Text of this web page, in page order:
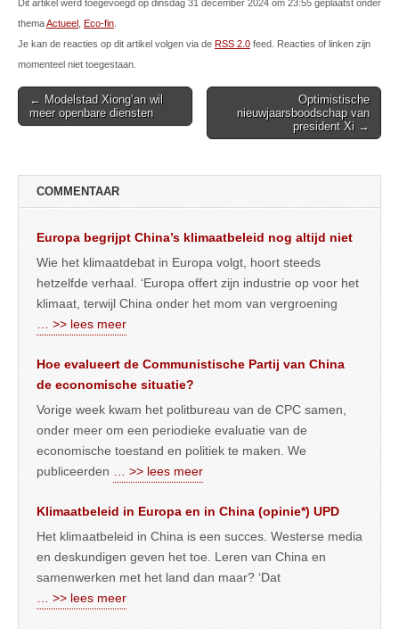
Dit artikel werd toegevoegd op dinsdag 31 december 2024 om 23:55 geplaatst onder
themaActueel Eco-fin
Je kan de reacties op dit artikel volgen via de RSS 2.0 feed. Reacties of linken zijn
momenteel niet toegestaan.
Post
navigation
← Modelstad Xiong’an wil
meer openbare diensten
Optimistische
nieuwjaarsboodschap van
president Xi →
COMMENTAAR
Europa begrijpt China’s klimaatbeleid nog altijd niet
Wie het klimaatdebat in Europa volgt, hoort steeds
hetzelfde verhaal. ‘Europa offert zijn industrie op voor het
klimaat, terwijl China onder het mom van vergroening
… >> lees meer
Hoe evalueert de Communistische Partij van China
de economische situatie?
Vorige week kwam het politbureau van de CPC samen,
onder meer om een periodieke evaluatie van de
economische toestand en politiek te maken. We
publiceerden
… >> lees meer
Klimaatbeleid in Europa en in China (opinie*) UPD
Het klimaatbeleid in China is een succes. Westerse media
en deskundigen geven het toe. Leren van China en
samenwerken met het land dan maar? ‘Dat
… >> lees meer